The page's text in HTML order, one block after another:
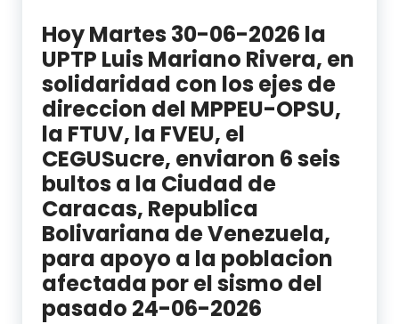
Hoy Martes 30-06-2026 la
UPTP Luis Mariano Rivera, en
solidaridad con los ejes de
direccion del MPPEU-OPSU,
la FTUV, la FVEU, el
CEGUSucre, enviaron 6 seis
bultos a la Ciudad de
Caracas, Republica
Bolivariana de Venezuela,
para apoyo a la poblacion
afectada por el sismo del
pasado 24-06-2026